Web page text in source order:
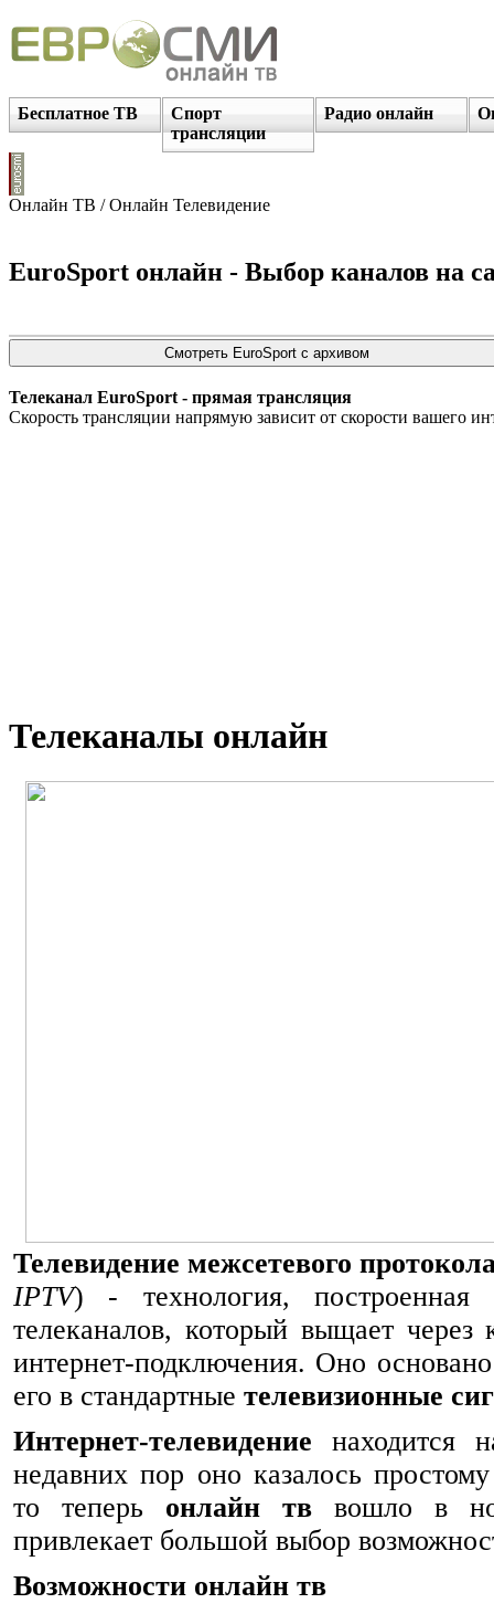
Бесплатное ТВ
Спорт
трансляции
Радио онлайн
Онлайн ТВ / Онлайн Телевидение
EuroSport онлайн - Выбор каналов на
Телеканал EuroSport - прямая трансляция
Скорость трансляции напрямую зависит от скорости вашего
Телеканалы онлайн
Телевидение межсетевого
IPTV) - технология, построенная
телеканалов, который выщает через
интернет-подключения. Оно
его в стандартные телевизионные
Интернет-телевидение находится
недавних пор оно казалось
то теперь онлайн тв вошло в
привлекает большой выбор
Возможности онлайн тв